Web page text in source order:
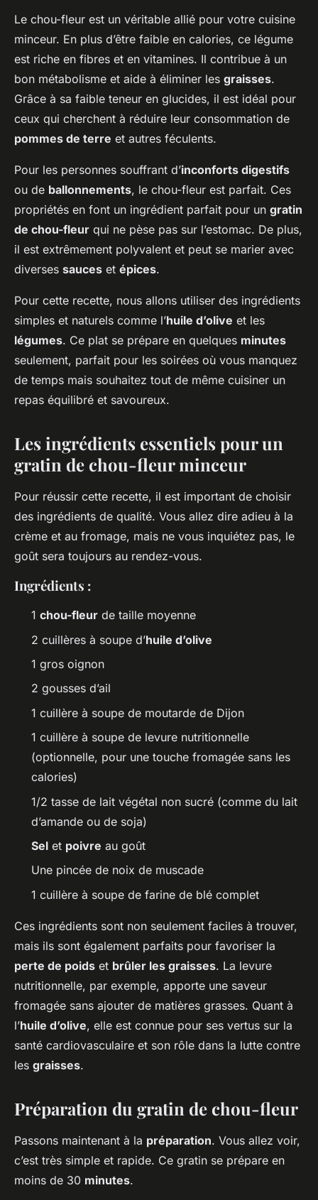
Le chou-fleur est un véritable allié pour votre cuisine
minceur. En plus d’être faible en calories, ce légume
est riche en fibres et en vitamines. Il contribue à un
bon métabolisme et aide à éliminer les graisses.
Grâce à sa faible teneur en glucides, il est idéal pour
ceux qui cherchent à réduire leur consommation de
pommes de terre et autres féculents.
Pour les personnes souffrant d’inconforts digestifs
ou de ballonnements, le chou-fleur est parfait. Ces
propriétés en font un ingrédient parfait pour un gratin
de chou-fleur qui ne pèse pas sur l’estomac. De plus,
il est extrêmement polyvalent et peut se marier avec
diverses sauces et épices.
Pour cette recette, nous allons utiliser des ingrédients
simples et naturels comme l’huile d’olive et les
légumes. Ce plat se prépare en quelques minutes
seulement, parfait pour les soirées où vous manquez
de temps mais souhaitez tout de même cuisiner un
repas équilibré et savoureux.
Les ingrédients essentiels pour un
gratin de chou-fleur minceur
Pour réussir cette recette, il est important de choisir
des ingrédients de qualité. Vous allez dire adieu à la
crème et au fromage, mais ne vous inquiétez pas, le
goût sera toujours au rendez-vous.
Ingrédients :
1 chou-fleur de taille moyenne
2 cuillères à soupe d’huile d’olive
1 gros oignon
2 gousses d’ail
1 cuillère à soupe de moutarde de Dijon
1 cuillère à soupe de levure nutritionnelle
(optionnelle, pour une touche fromagée sans les
calories)
1/2 tasse de lait végétal non sucré (comme du lait
d’amande ou de soja)
Sel et poivre au goût
Une pincée de noix de muscade
1 cuillère à soupe de farine de blé complet
Ces ingrédients sont non seulement faciles à trouver,
mais ils sont également parfaits pour favoriser la
perte de poids et brûler les graisses. La levure
nutritionnelle, par exemple, apporte une saveur
fromagée sans ajouter de matières grasses. Quant à
l’huile d’olive, elle est connue pour ses vertus sur la
santé cardiovasculaire et son rôle dans la lutte contre
les graisses.
Préparation du gratin de chou-fleur
Passons maintenant à la préparation. Vous allez voir,
c’est très simple et rapide. Ce gratin se prépare en
moins de 30 minutes.